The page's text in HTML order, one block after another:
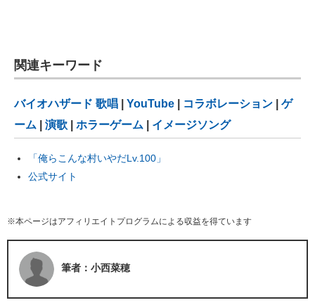
関連キーワード
バイオハザード 歌唱 YouTube コラボレーション
ゲ
ーム
演歌 ホラーゲーム イメージソング
「俺らこんな村いやだLv.100」
公式サイト
※本ページはアフィリエイトプログラムによる収益を得ています
筆者：小西菜穂